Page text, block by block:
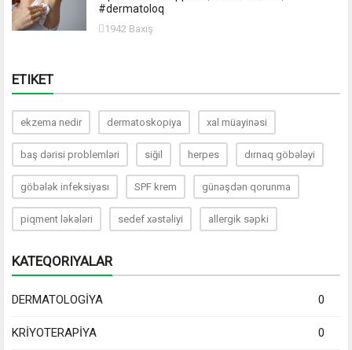
#dermatoloq
1942 Baxış
ETIKET
ekzema nedir dermatoskopiya xal müayinəsi
baş dərisi problemləri siğil herpes dırnaq göbələyi
göbələk infeksiyası SPF krem günəşdən qorunma
piqment ləkələri sedef xəstəliyi allergik səpki
KATEQORIYALAR
DERMATOLOGİYA 0
KRİYOTERAPİYA 0